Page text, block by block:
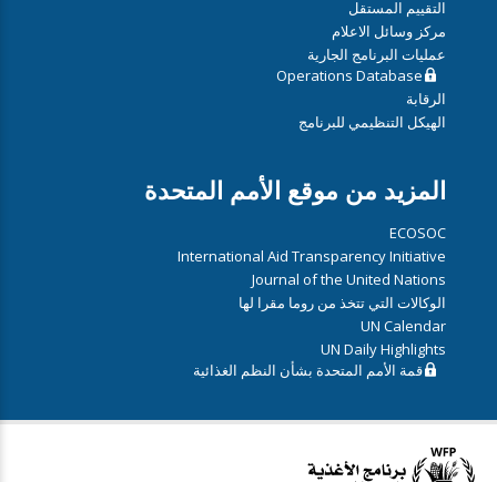
التقييم المستقل
مركز وسائل الاعلام
عمليات البرنامج الجارية
Operations Database
الرقابة
الهيكل التنظيمي للبرنامج
المزيد من موقع الأمم المتحدة
ECOSOC
International Aid Transparency Initiative
Journal of the United Nations
الوكالات التي تتخذ من روما مقرا لها
UN Calendar
UN Daily Highlights
قمة الأمم المتحدة بشأن النظم الغذائية